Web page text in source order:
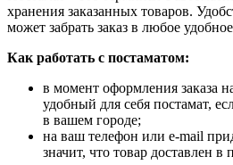
хранения заказанных товаров.
может забрать заказ в любое
Как работать с постаматом:
в момент оформления заказа
удобный для себя постамат,
в вашем городе;
на ваш телефон или e-mail
значит, что товар доставлен в